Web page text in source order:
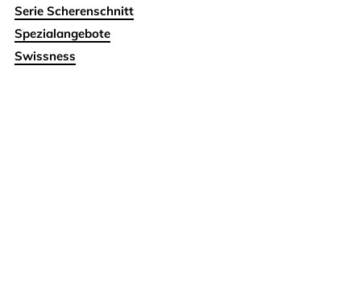
Serie Scherenschnitt
Spezialangebote
Swissness